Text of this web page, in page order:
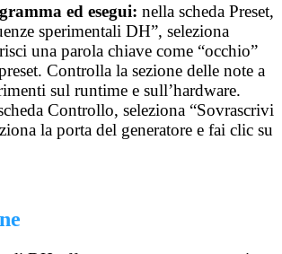
ed esegui: nella scheda Preset,
sperimentali DH”, seleziona
una parola chiave come “occhio”
Controlla la sezione delle note a
sul runtime e sull’hardware.
Controllo, seleziona “Sovrascrivi
la porta del generatore e fai clic su